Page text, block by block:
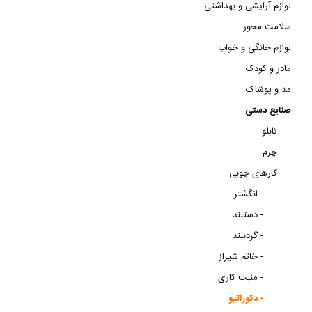
لوازم آرایشی و بهداشتی
سلامت محور
لوازم خانگی و خواب
مادر و کودک
مد و پوشاک
صنایع دستی
تابلو
چرم
کارهای چوبی
انگشتر -
دستبند -
گردنبند -
خاتم شیراز -
منبت کاری -
دکوراتیو -